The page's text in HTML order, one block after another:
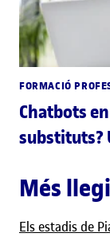
FORMACIÓ
Chatbots
substituts?
Més
Els estadis de